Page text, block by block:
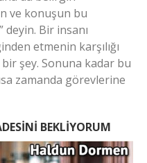
ve konuşun bu
deyin. Bir insanı
etmenin karşılığı
bir şey. Sonuna kadar bu
zamanda görevlerine
BEKLİYORUM